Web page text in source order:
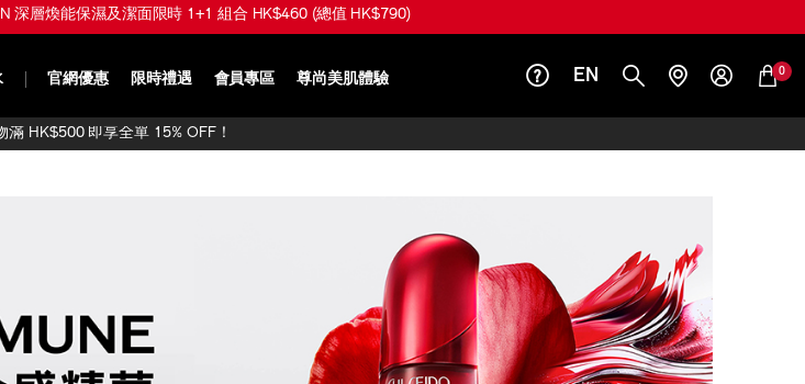
深層煥能保濕及潔面限時 1+1 組合 HK$460 (總值 HK$790)
官網優惠 限時禮遇 會員專區 尊尚美肌體驗 EN 0
滿 HK$500 即享全單 15% OFF！